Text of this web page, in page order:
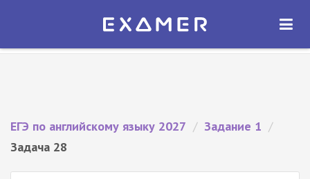
Экзамер — ЕГЭ 2027
ОТКРЫТЬ
ЕГЭ по английскому языку 2027 / Задание 1 /
Задача 28